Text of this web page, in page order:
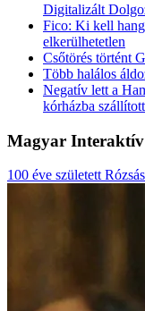
Digitalizált
Fico: Ki kell
elkerülhetetlen
Csőtörés történt
Több halálos
Negatív lett a
kórházba
Magyar Interaktív
100 éve született